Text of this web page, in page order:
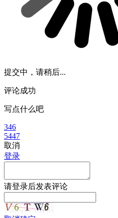
提交中，请稍后...
评论成功
写点什么吧
346
5447
取消
登录
请登录后发表评论